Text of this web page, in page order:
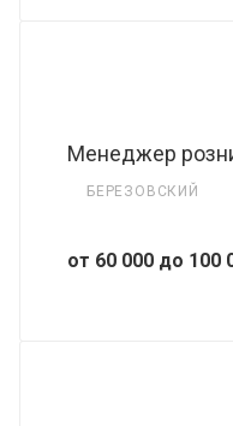
Менеджер
БЕРЕЗОВСКИЙ
от 60 000 до 100